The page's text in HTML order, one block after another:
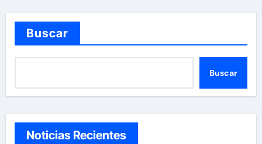
Buscar
Buscar
Noticias Recientes